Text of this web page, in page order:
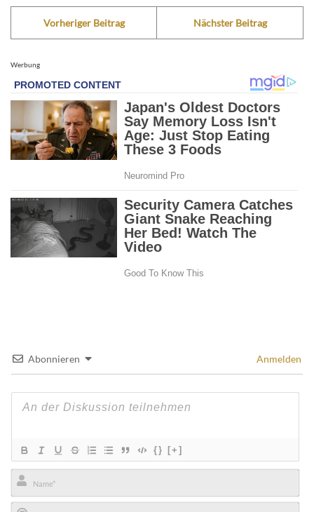
Vorheriger Beitrag Nächster Beitrag
Werbung
Abonnieren Anmelden
{} [+]
Name*